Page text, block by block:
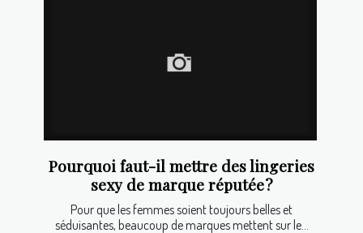
Pourquoi faut-il mettre des lingeries
sexy de marque réputée ?
Pour que les femmes soient toujours belles et
séduisantes, beaucoup de marques mettent sur le...